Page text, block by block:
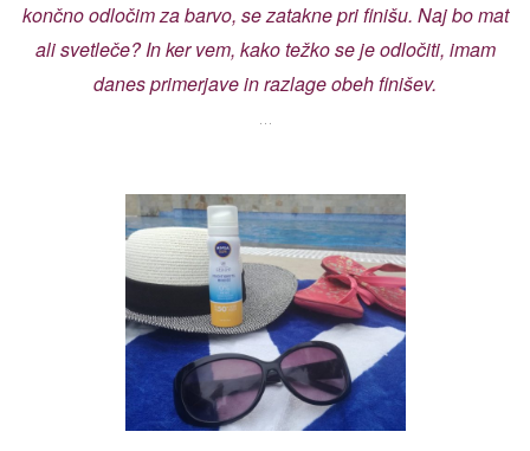
končno odločim za barvo, se zatakne pri finišu. Naj bo mat
ali svetleče? In ker vem, kako težko se je odločiti, imam
danes primerjave in razlage obeh finišev.
…